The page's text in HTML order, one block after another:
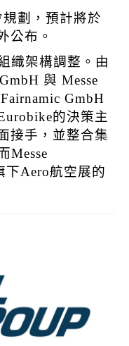
劃，預計將於
公布。
織架構調整。由
與 Messe
Fairnamic GmbH
的決策主
接手，並整合集
Messe
下Aero航空展的